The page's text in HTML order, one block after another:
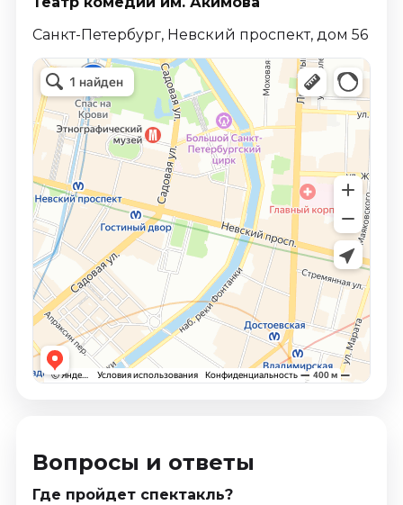
Санкт-Петербург, Невский проспект, дом 56
Вопросы и ответы
Где пройдет спектакль?